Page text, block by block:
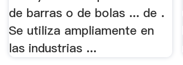
de barras o de bolas ... de .
Se utiliza ampliamente en
las industrias ...